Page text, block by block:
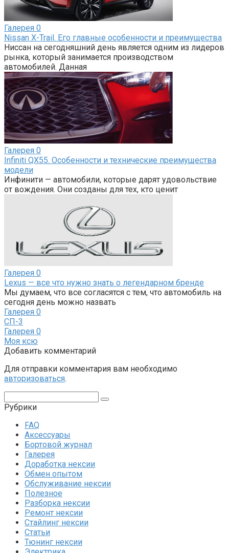
Галерея 0
Nissan X-Trail. Его главные особенности и преимущества
Ниссан на сегодняшний день является одним из лидеров
рынка, который занимается производством
автомобилей. Данная
Галерея 0
Infiniti QX55. Особенности и технические преимущества
модели
Инфинити — автомобили, которые дарят удовольствие
от вождения. Они созданы для тех, кто ценит
Галерея 0
Lexus — все что нужно знать о легендарном бренде
Мы думаем, что все согласятся с тем, что автомобиль на
сегодня день можно назвать
Галерея 0
СП-3
Галерея 0
Моя ксю
Добавить комментарий
Для отправки комментария вам необходимо
авторизоваться.
Рубрики
FAQ
Аксессуары
Бортовой журнал
Галерея
Доработка нексии
Обмен опытом
Обслуживание нексии
Полезное
Разборка нексии
Ремонт нексии
Стайлинг нексии
Статьи
Тюнинг нексии